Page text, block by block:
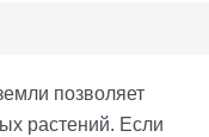
позволяет
растений. Если